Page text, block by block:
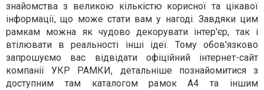
знайомства з великою кількістю корисної та цікавої
інформації, що може стати вам у нагоді. Завдяки цим
рамкам можна як чудово декорувати інтер'єр, так і
втілювати в реальності інші ідеї. Тому обов'язково
запрошуємо вас відвідати офіційний інтернет-сайт
компанії УКР РАМКИ, детальніше познайомитися з
доступним там каталогом рамок А4 та іншим